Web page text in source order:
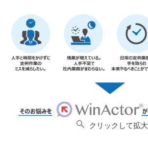
クリックして拡大